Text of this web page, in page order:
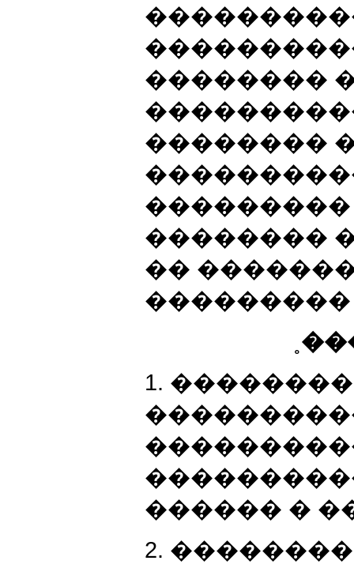
��������
��������
��������
��
���������
1. ��������
������ � ��.
2.